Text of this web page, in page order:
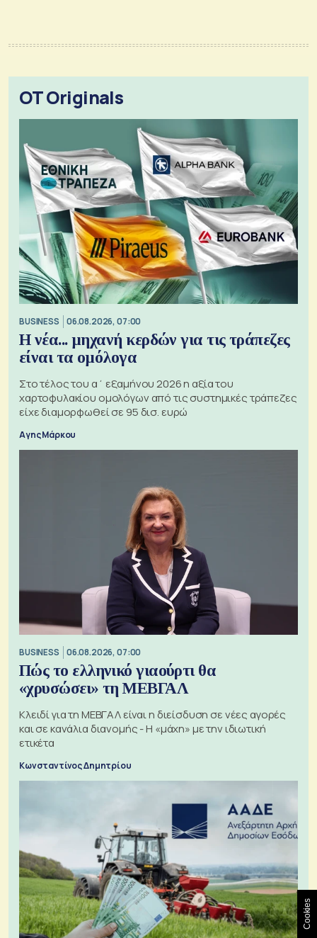
OT Originals
BUSINESS 06.08.2026, 07:00
Η νέα... μηχανή κερδών για τις τράπεζες
είναι τα ομόλογα
Στο τέλος του α΄ εξαμήνου 2026 η αξία του
χαρτοφυλακίου ομολόγων από τις συστημικές τράπεζες
είχε διαμορφωθεί σε 95 δισ. ευρώ
Αγης Μάρκου
BUSINESS 06.08.2026, 07:00
Πώς το ελληνικό γιαούρτι θα
«χρυσώσει» τη ΜΕΒΓΑΛ
Κλειδί για τη ΜΕΒΓΑΛ είναι η διείσδυση σε νέες αγορές
και σε κανάλια διανομής - Η «μάχη» με την ιδιωτική
ετικέτα
Κωνσταντίνος Δημητρίου
Cookies